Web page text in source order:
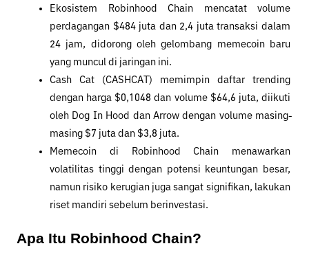
Ekosistem Robinhood Chain mencatat volume
perdagangan $484 juta dan 2,4 juta transaksi dalam
24 jam, didorong oleh gelombang memecoin baru
yang muncul di jaringan ini.
Cash Cat (CASHCAT) memimpin daftar trending
dengan harga $0,1048 dan volume $64,6 juta, diikuti
oleh Dog In Hood dan Arrow dengan volume masing-
masing $7 juta dan $3,8 juta.
Memecoin di Robinhood Chain menawarkan
volatilitas tinggi dengan potensi keuntungan besar,
namun risiko kerugian juga sangat signifikan, lakukan
riset mandiri sebelum berinvestasi.
Apa Itu Robinhood Chain?